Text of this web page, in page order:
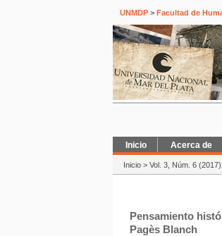
UNMDP > Facultad de
Inicio Acerca de
Inicio > Vol. 3, Núm. 6 (2017)
Pensamiento
Pagès Blanch